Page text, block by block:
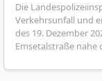
Die
Verkehrsunfall und
des 19. Dezember
Emsetalstraße